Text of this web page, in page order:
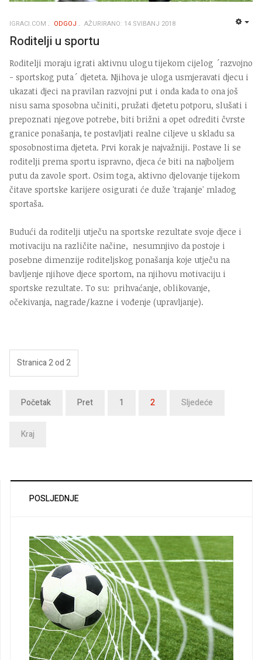
IGRACI.COM ODGOJ AŽURIRANO: 14 SVIBANJ 2018
Roditelji u sportu
Roditelji moraju igrati aktivnu ulogu tijekom cijelog ´razvojno
- sportskog puta´ djeteta. Njihova je uloga usmjeravati djecu i
ukazati djeci na pravilan razvojni put i onda kada to ona još
nisu sama sposobna učiniti, pružati djetetu potporu, slušati i
prepoznati njegove potrebe, biti brižni a opet odrediti čvrste
granice ponašanja, te postavljati realne ciljeve u skladu sa
sposobnostima djeteta. Prvi korak je najvažniji. Postave li se
roditelji prema sportu ispravno, djeca će biti na najboljem
putu da zavole sport. Osim toga, aktivno djelovanje tijekom
čitave sportske karijere osigurati će duže 'trajanje' mladog
sportaša.
Budući da roditelji utječu na sportske rezultate svoje djece i
motivaciju na različite načine, nesumnjivo da postoje i
posebne dimenzije roditeljskog ponašanja koje utječu na
bavljenje njihove djece sportom, na njihovu motivaciju i
sportske rezultate. To su: prihvaćanje, oblikovanje,
očekivanja, nagrade/kazne i vođenje (upravljanje).
Stranica 2 od 2
Početak Pret 1 2 Sljedeće
Kraj
POSLJEDNJE